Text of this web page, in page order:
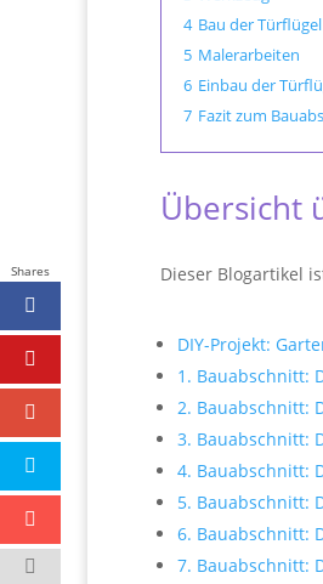
4 Bau der
5 Malerarbeiten
6 Einbau der
7 Fazit zum
Übersicht
Dieser Blogartikel
DIY-Projekt:
1. Bauabschnitt:
2. Bauabschnitt:
3. Bauabschnitt:
4. Bauabschnitt:
5. Bauabschnitt:
6. Bauabschnitt:
7. Bauabschnitt:
Shares